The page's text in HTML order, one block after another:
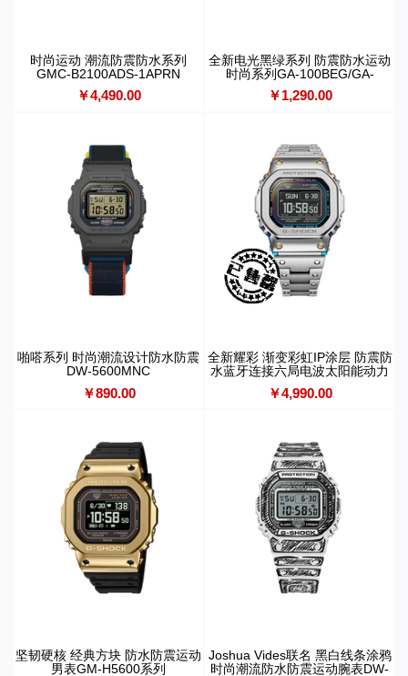
时尚运动 潮流防震防水系列
GMC-B2100ADS-1APRN
￥4,490.00
全新电光黑绿系列 防震防水运动
时尚系列GA-100BEG/GA-
700BEG/GA-010BEG/GA-
B2100BEG
￥1,290.00
啪嗒系列 时尚潮流设计防水防震
DW-5600MNC
￥890.00
全新耀彩 渐变彩虹IP涂层 防震防
水蓝牙连接六局电波太阳能动力
运动男表GMW-BZ5000RC-1PR
￥4,990.00
坚韧硬核 经典方块 防水防震运动
男表GM-H5600系列
Joshua Vides联名 黑白线条涂鸦
时尚潮流防水防震运动腕表DW-